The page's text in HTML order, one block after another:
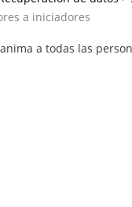
a iniciadores
a todas las